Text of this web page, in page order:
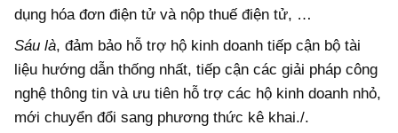
dụng hóa đơn điện tử và nộp thuế điện tử, …
Sáu là, đảm bảo hỗ trợ hộ kinh doanh tiếp cận bộ tài
liệu hướng dẫn thống nhất, tiếp cận các giải pháp công
nghệ thông tin và ưu tiên hỗ trợ các hộ kinh doanh nhỏ,
mới chuyển đổi sang phương thức kê khai./.